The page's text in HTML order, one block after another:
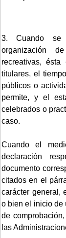
3. Cuando se
organización
recreativas,
titulares, el
públicos o
permite, y el
celebrados o
caso.
Cuando el
declaración
documento
citados en el
carácter general,
o bien el inicio de
de
las